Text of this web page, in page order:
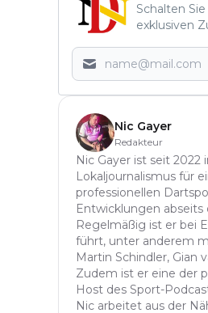
Schalten
exklusiven
Nic Gayer
Redakteur
Nic Gayer ist seit
Lokaljournalismus für
professionellen
Entwicklungen abseits
Regelmäßig ist er bei
führt, unter anderem
Martin Schindler, Gian
Zudem ist er eine der
Host des Sport-
Nic arbeitet aus der